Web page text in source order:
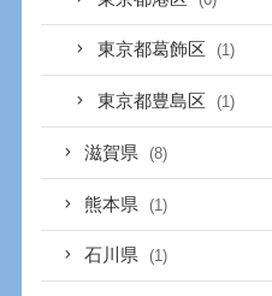
東京都葛飾区 (1)
東京都豊島区 (1)
滋賀県 (8)
熊本県 (1)
石川県 (1)